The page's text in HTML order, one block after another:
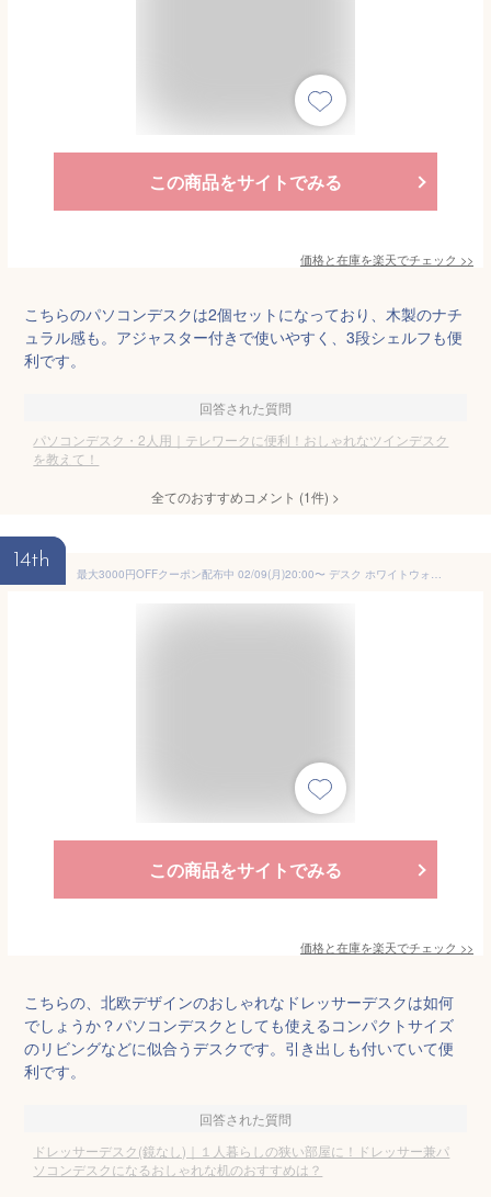
この商品をサイトでみる
価格と在庫を楽天でチェック >>
こちらのパソコンデスクは2個セットになっており、木製のナチ
ュラル感も。アジャスター付きで使いやすく、3段シェルフも便
利です。
回答された質問
パソコンデスク・2人用｜テレワークに便利！おしゃれなツインデスク
を教えて！
全てのおすすめコメント (1件) >
14th
最大3000円OFFクーポン配布中 02/09(月)20:00〜 デスク ホワイトウォッシュ 幅90 机 引き出し付き シンプル 90cm幅 リビング用デスク おしゃれ 北欧 ナチュラル フレンチ カントリー調 ガーリー 女の子 インテリア 木製 アンティーク 姫系 ルンバブル ドレッサー 鏡なし
この商品をサイトでみる
価格と在庫を楽天でチェック >>
こちらの、北欧デザインのおしゃれなドレッサーデスクは如何
でしょうか？パソコンデスクとしても使えるコンパクトサイズ
のリビングなどに似合うデスクです。引き出しも付いていて便
利です。
回答された質問
ドレッサーデスク(鏡なし)｜１人暮らしの狭い部屋に！ドレッサー兼パ
ソコンデスクになるおしゃれな机のおすすめは？